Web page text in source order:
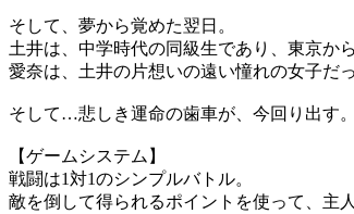
そして、夢から覚めた翌日。
土井は、中学時代の同級生であり、東京か
愛奈は、土井の片想いの遠い憧れの女子だっ
そして…悲しき運命の歯車が、今回り出す。
【ゲームシステム】
戦闘は1対1のシンプルバトル。
敵を倒して得られるポイントを使って、主